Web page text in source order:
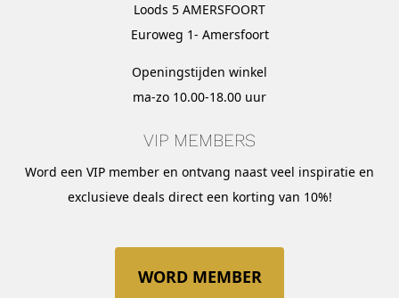
Loods 5 AMERSFOORT
Euroweg 1- Amersfoort
Openingstijden winkel
ma-zo 10.00-18.00 uur
VIP MEMBERS
Word een VIP member en ontvang naast veel inspiratie en
exclusieve deals direct een korting van 10%!
WORD MEMBER